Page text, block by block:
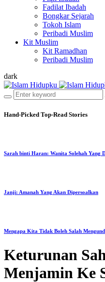
Fadilat Ibadah
Bongkar Sejarah
Tokoh Islam
Peribadi Muslim
Kit Muslim
Kit Ramadhan
Peribadi Muslim
dark
Hand-Picked Top-Read Stories
Sarah binti Haran: Wanita Solehah Yang
Janji: Amanah Yang Akan Dipersoalkan
Mengapa Kita Tidak Boleh Salah
Keturunan
Menjamin Ke